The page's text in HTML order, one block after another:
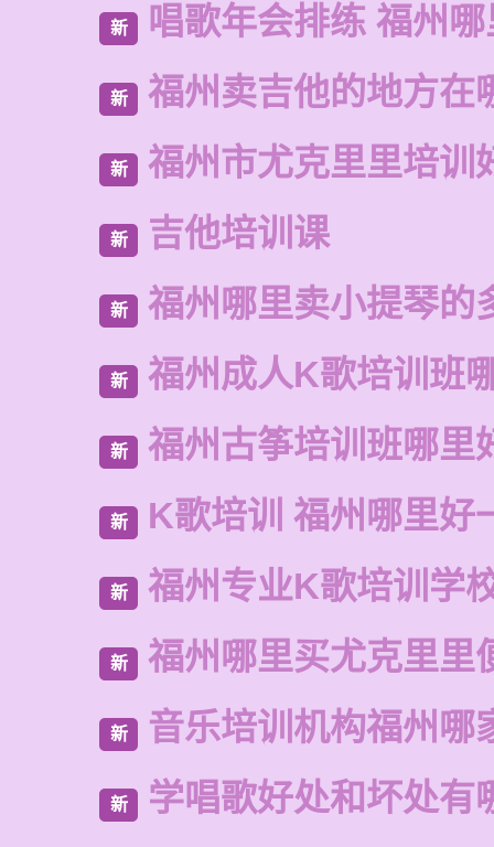
新 唱歌年会排练 福州
新 福州卖吉他的地方在
新 福州市尤克里里培训
新 吉他培训课
新 福州哪里卖小提琴的
新 福州成人K歌培训班
新 福州古筝培训班哪里
新 K歌培训 福州哪里好
新 福州专业K歌培训学
新 福州哪里买尤克里里
新 音乐培训机构福州哪
新 学唱歌好处和坏处有